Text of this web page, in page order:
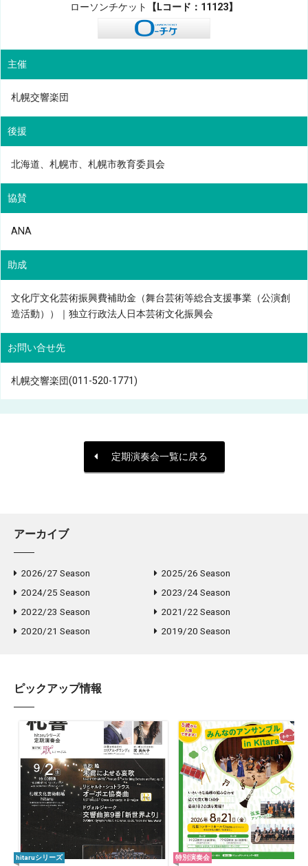
ローソンチケット 【Lコード：11123】
主催
札幌交響楽団
後援
北海道、札幌市、札幌市教育委員会
協賛
ANA
助成
文化庁文化芸術振興費補助金（舞台芸術等総合支援事業（公演創
造活動））｜独立行政法人日本芸術文化振興会
お問い合せ先
札幌交響楽団(011-520-1771)
定期演奏会一覧に戻る
アーカイブ
2026/27 Season
2025/26 Season
2024/25 Season
2023/24 Season
2022/23 Season
2021/22 Season
2020/21 Season
2019/20 Season
ピックアップ情報
hitaruシリーズ 特別演奏会